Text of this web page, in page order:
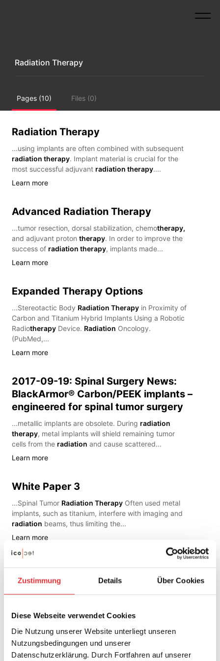
Zustimmung Details Über Cookies
Diese Webseite verwendet Cookies
Die Nutzung unserer Website unterliegt unseren
Nutzungsbedingungen und unserer
Datenschutzerklärung. Durch Fortfahren auf unserer
Pages (10) Files (0)
Radiation Therapy
...using implants are often combined with subsequent
radiation therapy. Implant material is crucial for the
most successful adjuvant radiation therapy....
Learn more
Advanced Radiation Therapy
...tumor resection, dorsal stabilization, chemotherapy,
and adjuvant proton therapy. In order to improve the
success of radiation therapy, implants made...
Learn more
Expanded Therapy Options
...Stereotactic Body Radiation Therapy in Proximity of
Carbon and Titanium Hybrid Implants Using a Robotic
Radiotherapy Device. Radiation Oncology.
(PubMed,...
Learn more
2017-09-19: Spinal Surgery News:
BlackArmor® Carbon/PEEK implants –
engineered for spinal tumor surgery
...metallic implants are obsolete. During radiation
therapy, metal implants will shield remaining tumor
cells from the radiation and cause scattered...
Learn more
White Paper 3
...Spinal Tumor Radiation Therapy Often used metal
implants, such as titanium, interfere with imaging and
radiation beams, thus limiting the...
Learn more
Tumor Therapy
SurgeryRadiation TherapyAftercare Material Matters:
Choosing the Right Implant for Spinal Tumor Patients
Learn more
BlackArmor®